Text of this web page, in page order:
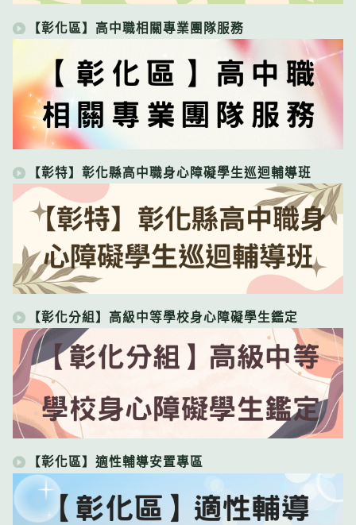
【彰化區】高中職相關專業團隊服務
【彰特】彰化縣高中職身心障礙學生巡迴輔導班
【彰化分組】高級中等學校身心障礙學生鑑定
【彰化區】適性輔導安置專區